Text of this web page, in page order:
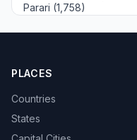
Parari (1,758)
PLACES
Countries
States